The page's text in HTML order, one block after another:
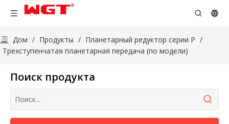
Дом / Продукты / Планетарный редуктор серии P /
Трехступенчатая планетарная передача (по модели)
Поиск продукта